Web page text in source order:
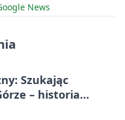
News
Szukając
– historia